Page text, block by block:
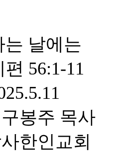
는 날에는
56:1-11
봉주 목사
한인교회